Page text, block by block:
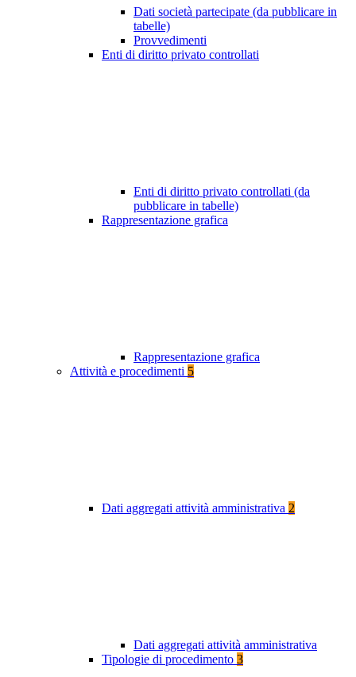
Dati società partecipate (da pubblicare in
tabelle)
Provvedimenti
Enti di diritto privato controllati
Enti di diritto privato controllati (da
pubblicare in tabelle)
Rappresentazione grafica
Rappresentazione grafica
Attività e procedimenti 5
Dati aggregati attività amministrativa 2
Dati aggregati attività amministrativa
Tipologie di procedimento 3